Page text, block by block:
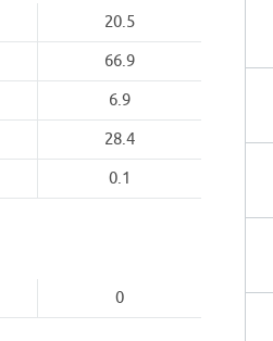
20.5
66.9
6.9
28.4
0.1
0